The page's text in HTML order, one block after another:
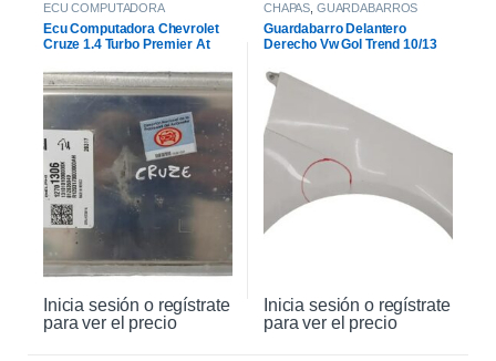
ECU COMPUTADORA
Ecu Computadora Chevrolet
Cruze 1.4 Turbo Premier At
Inicia sesión o regístrate
para ver el precio
CHAPAS, GUARDABARROS
Guardabarro Delantero
Derecho Vw Gol Trend 10/13
Inicia sesión o regístrate
para ver el precio